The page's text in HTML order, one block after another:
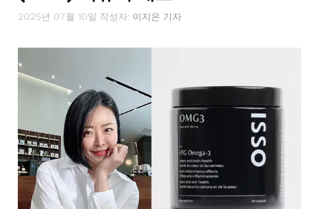
2025년 07월 10일 작성자: 이지은 기자